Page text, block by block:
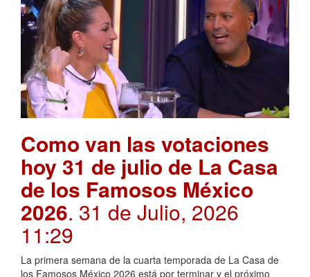
Como van las votaciones
hoy 31 de julio de La Casa
de los Famosos México
2026. 31 de Julio, 2026
11:29
La primera semana de la cuarta temporada de La Casa de
los Famosos México 2026 está por terminar y el próximo